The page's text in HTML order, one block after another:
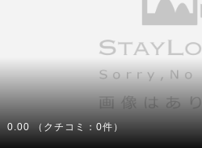
0.00 （クチコミ：0件）